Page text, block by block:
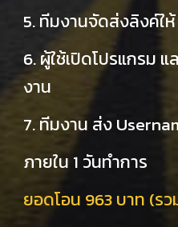
5. ทีมงานจัดส่งลิงค์ใ
6. ผู้ใช้เปิดโปรแกรม
งาน
7. ทีมงาน ส่ง
ภายใน 1 วันทำการ
ยอดโอน 963 บาท (รว